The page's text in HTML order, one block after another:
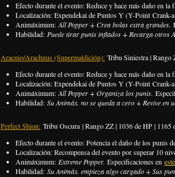
Efecto durante el evento:Reduce y hace más daño en la
Localización: Expendekai de Puntos Y (Y-Point Crank-
Animáximum:All Popper + Crea bolas extra grandes.
Habilidad: Puede tirar punis inflados + Recarga otros
Aracnio/Arachnus (Supermaldición): Tribu Siniestra |
Efecto durante el evento:Reduce y hace más daño en la
Localización: Expendekai de Puntos Y (Y-Point Crank-
Animáximum:All Popper + Organiza los punis.
Habilidad: Su Animáx. no se queda a cero + Revive en
Perfect Shion: Tribu Oscura | Rango ZZ | 1036 de HP | 1165
Efecto durante el evento:Potencia el daño de los punis
Localización: Recompensa del evento por superar 10
Animáximum: Extreme Popper. Especificaciones en
Habilidad: Su Animáx. empieza algo cargado + Sus